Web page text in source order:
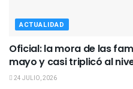
ACTUALIDAD
Oficial: la mora de las
mayo y casi triplicó al
24 JULIO, 2026